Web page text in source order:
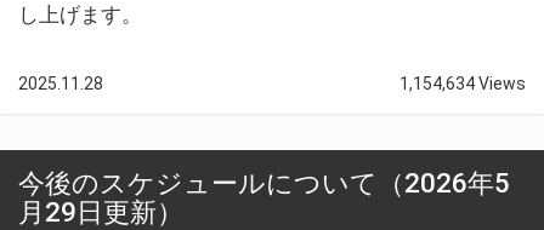
し上げます。
2025.11.28 1,154,634 Views
今後のスケジュールについて（2026年5
月29日更新）